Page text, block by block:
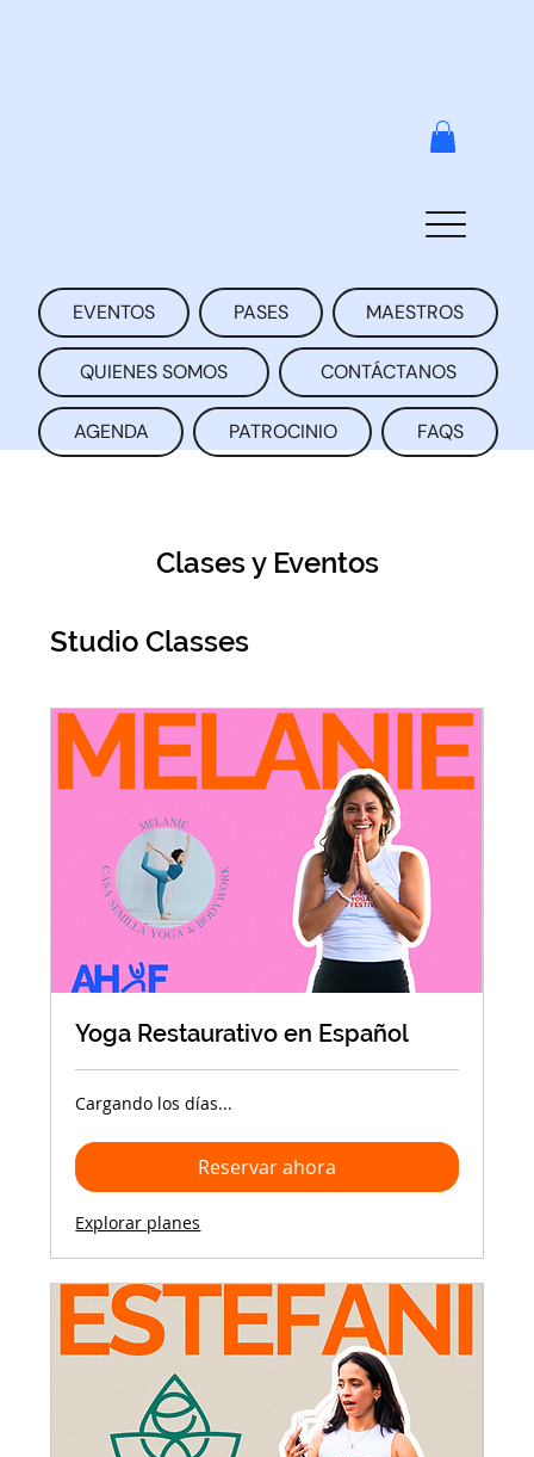
EVENTOS PASES MAESTROS
QUIENES SOMOS CONTÁCTANOS
AGENDA PATROCINIO FAQS
Clases y Eventos
Studio Classes
Yoga Restaurativo en Español
Cargando los días...
Reservar ahora
Explorar planes